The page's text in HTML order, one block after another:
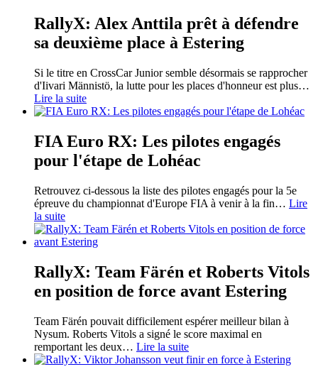
RallyX: Alex Anttila prêt à défendre
sa deuxième place à Estering
Si le titre en CrossCar Junior semble désormais se rapprocher
d'Iivari Männistö, la lutte pour les places d'honneur est plus…
Lire la suite
FIA Euro RX: Les pilotes engagés
pour l'étape de Lohéac
Retrouvez ci-dessous la liste des pilotes engagés pour la 5e
épreuve du championnat d'Europe FIA à venir à la fin… Lire
la suite
RallyX: Team Färén et Roberts Vitols
en position de force avant Estering
Team Färén pouvait difficilement espérer meilleur bilan à
Nysum. Roberts Vitols a signé le score maximal en
remportant les deux… Lire la suite